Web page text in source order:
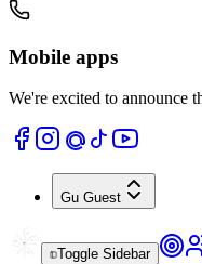
Mobile apps
We're excited to announce
Gu Guest
Toggle Sidebar